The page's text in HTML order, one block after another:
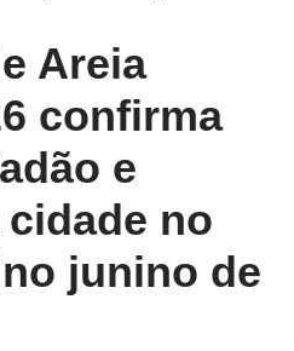
Areia
confirma
e
no
junino de